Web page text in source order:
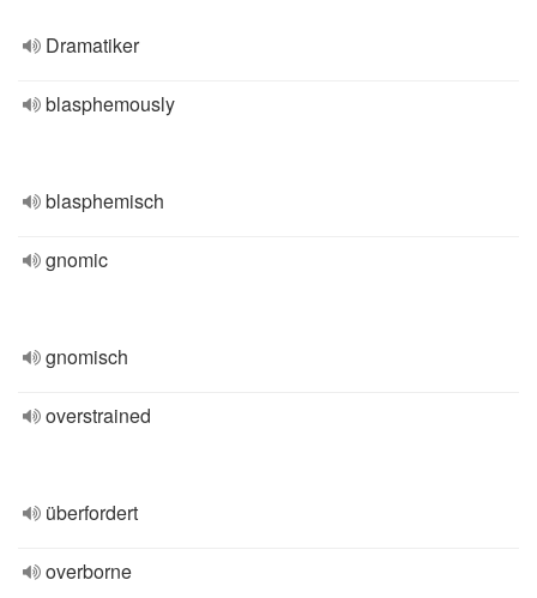
Dramatiker
blasphemously
blasphemisch
gnomic
gnomisch
overstrained
überfordert
overborne